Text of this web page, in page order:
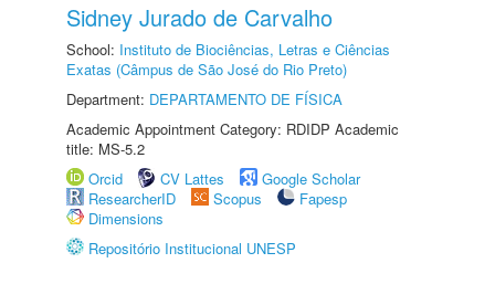
Sidney Jurado de Carvalho
School: Instituto de Biociências, Letras e Ciências
Exatas (Câmpus de São José do Rio Preto)
Department: DEPARTAMENTO DE FÍSICA
Academic Appointment Category: RDIDP Academic
title: MS-5.2
Orcid
CV Lattes
Google Scholar
ResearcherID
Scopus
Fapesp
Dimensions
Repositório Institucional UNESP